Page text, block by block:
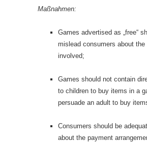
Maßnahmen:
Games advertised as „free“
mislead consumers about the
involved;
Games should not contain
to children to buy items in a
persuade an adult to buy
Consumers should be
about the payment